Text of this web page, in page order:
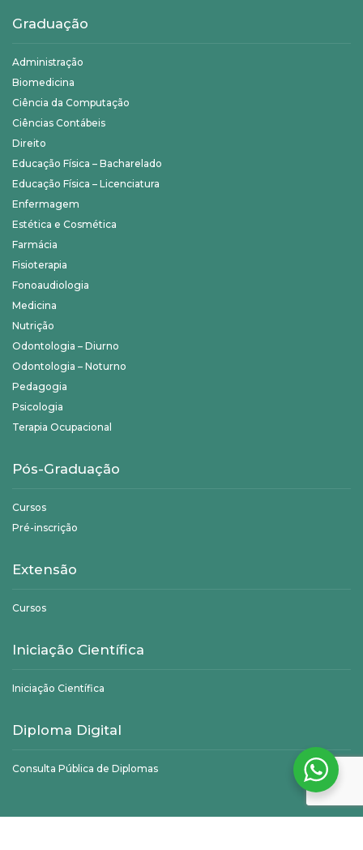
Graduação
Administração
Biomedicina
Ciência da Computação
Ciências Contábeis
Direito
Educação Física – Bacharelado
Educação Física – Licenciatura
Enfermagem
Estética e Cosmética
Farmácia
Fisioterapia
Fonoaudiologia
Medicina
Nutrição
Odontologia – Diurno
Odontologia – Noturno
Pedagogia
Psicologia
Terapia Ocupacional
Pós-Graduação
Cursos
Pré-inscrição
Extensão
Cursos
Iniciação Científica
Iniciação Científica
Diploma Digital
Consulta Pública de Diplomas